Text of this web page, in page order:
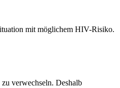
mit möglichem HIV-Risiko.
verwechseln. Deshalb